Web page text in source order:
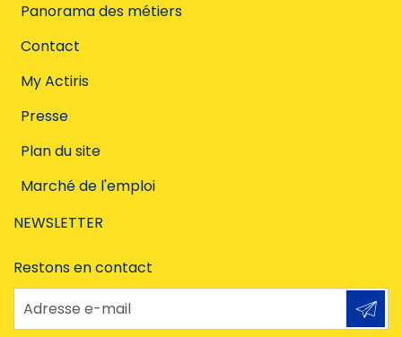
Panorama des métiers
Contact
My Actiris
Presse
Plan du site
Marché de l'emploi
NEWSLETTER
Restons en contact
Adresse e-mail